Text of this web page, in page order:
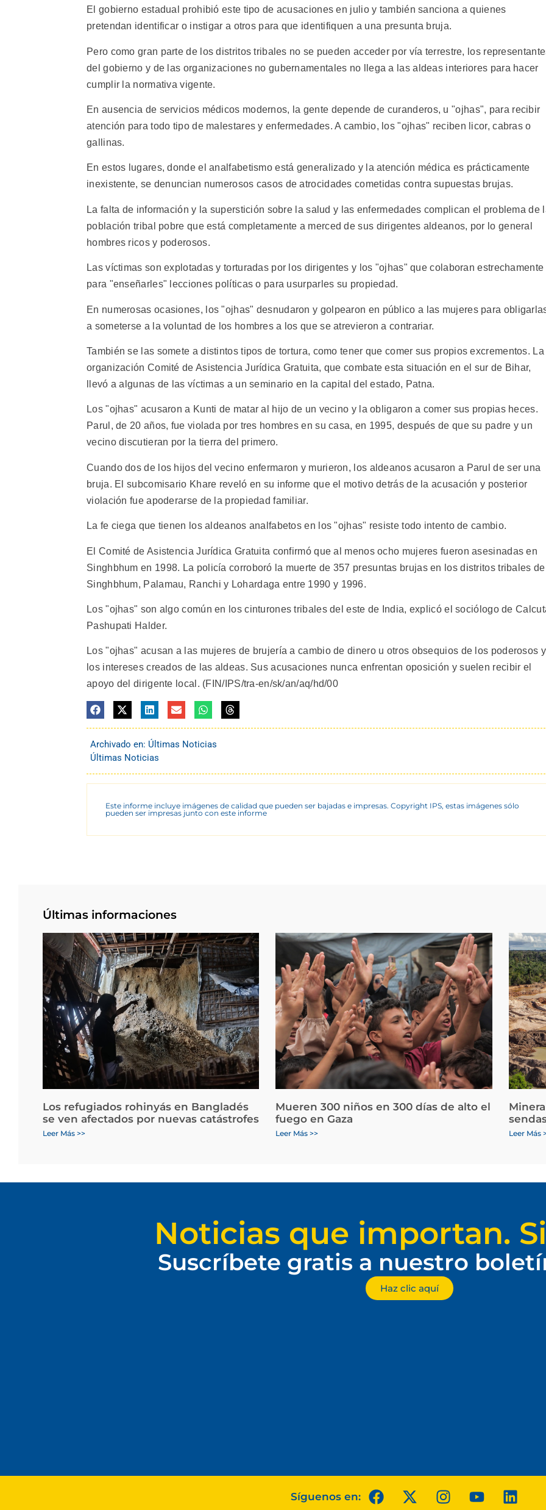
El gobierno estadual prohibió este tipo de acusaciones en julio y también sanciona a quienes
pretendan identificar o instigar a otros para que identifiquen a una presunta bruja.
Pero como gran parte de los distritos tribales no se pueden acceder por vía terrestre, los
del gobierno y de las organizaciones no gubernamentales no llega a las aldeas interiores para hacer
cumplir la normativa vigente.
En ausencia de servicios médicos modernos, la gente depende de curanderos, u "ojhas", para recibir
atención para todo tipo de malestares y enfermedades. A cambio, los "ojhas" reciben licor, cabras o
gallinas.
En estos lugares, donde el analfabetismo está generalizado y la atención médica es prácticamente
inexistente, se denuncian numerosos casos de atrocidades cometidas contra supuestas brujas.
La falta de información y la superstición sobre la salud y las enfermedades complican el problema de
población tribal pobre que está completamente a merced de sus dirigentes aldeanos, por lo general
hombres ricos y poderosos.
Las víctimas son explotadas y torturadas por los dirigentes y los "ojhas" que colaboran estrechamente
para "enseñarles" lecciones políticas o para usurparles su propiedad.
En numerosas ocasiones, los "ojhas" desnudaron y golpearon en público a las mujeres para
a someterse a la voluntad de los hombres a los que se atrevieron a contrariar.
También se las somete a distintos tipos de tortura, como tener que comer sus propios excrementos. La
organización Comité de Asistencia Jurídica Gratuita, que combate esta situación en el sur de Bihar,
llevó a algunas de las víctimas a un seminario en la capital del estado, Patna.
Los "ojhas" acusaron a Kunti de matar al hijo de un vecino y la obligaron a comer sus propias heces.
Parul, de 20 años, fue violada por tres hombres en su casa, en 1995, después de que su padre y un
vecino discutieran por la tierra del primero.
Cuando dos de los hijos del vecino enfermaron y murieron, los aldeanos acusaron a Parul de ser una
bruja. El subcomisario Khare reveló en su informe que el motivo detrás de la acusación y posterior
violación fue apoderarse de la propiedad familiar.
La fe ciega que tienen los aldeanos analfabetos en los "ojhas" resiste todo intento de cambio.
El Comité de Asistencia Jurídica Gratuita confirmó que al menos ocho mujeres fueron asesinadas en
Singhbhum en 1998. La policía corroboró la muerte de 357 presuntas brujas en los distritos tribales de
Singhbhum, Palamau, Ranchi y Lohardaga entre 1990 y 1996.
Los "ojhas" son algo común en los cinturones tribales del este de India, explicó el sociólogo de
Pashupati Halder.
Los "ojhas" acusan a las mujeres de brujería a cambio de dinero u otros obsequios de los poderosos y
los intereses creados de las aldeas. Sus acusaciones nunca enfrentan oposición y suelen recibir el
apoyo del dirigente local. (FIN/IPS/tra-en/sk/an/aq/hd/00
Archivado en: Últimas Noticias
Últimas Noticias
Este informe incluye imágenes de calidad que pueden ser bajadas e impresas. Copyright IPS, estas imágenes sólo
pueden ser impresas junto con este informe
Últimas informaciones
Los refugiados rohinyás en Bangladés
se ven afectados por nuevas catástrofes
Leer Más >>
Mueren 300 niños en 300 días de alto el
fuego en Gaza
Leer Más >> Leer Más
Noticias que importan.
Suscríbete gratis a nuestro
Haz clic aquí
Síguenos en: